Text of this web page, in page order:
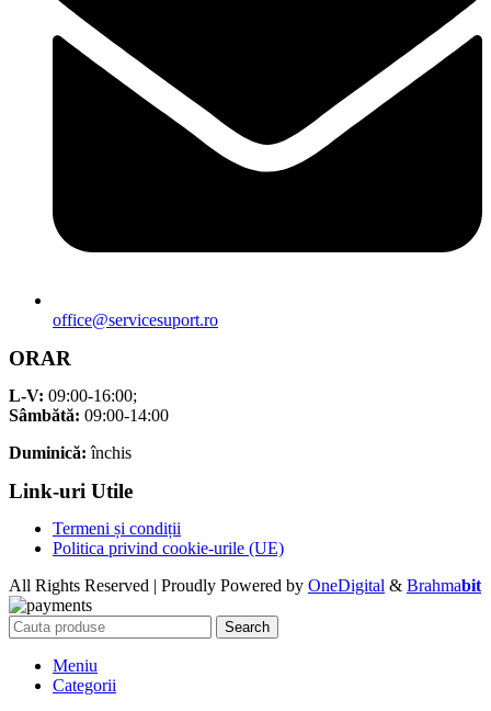
office@servicesuport.ro
ORAR
L-V: 09:00-16:00;
Sâmbătă: 09:00-14:00
Duminică: închis
Link-uri Utile
Termeni și condiții
Politica privind cookie-urile (UE)
All Rights Reserved | Proudly Powered by OneDigital & Brahmabit
Search
Meniu
Categorii